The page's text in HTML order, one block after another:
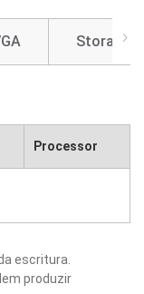
Storage
Processor
escritura.
produzir